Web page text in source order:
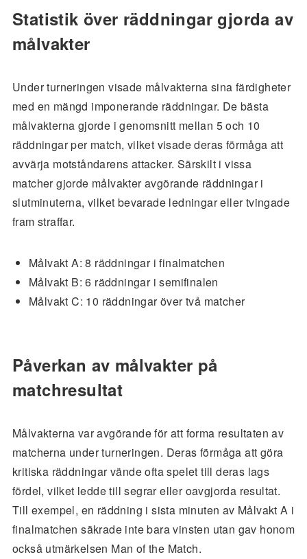
Statistik över räddningar gjorda av
målvakter
Under turneringen visade målvakterna sina färdigheter
med en mängd imponerande räddningar. De bästa
målvakterna gjorde i genomsnitt mellan 5 och 10
räddningar per match, vilket visade deras förmåga att
avvärja motståndarens attacker. Särskilt i vissa
matcher gjorde målvakter avgörande räddningar i
slutminuterna, vilket bevarade ledningar eller tvingade
fram straffar.
Målvakt A: 8 räddningar i finalmatchen
Målvakt B: 6 räddningar i semifinalen
Målvakt C: 10 räddningar över två matcher
Påverkan av målvakter på
matchresultat
Målvakterna var avgörande för att forma resultaten av
matcherna under turneringen. Deras förmåga att göra
kritiska räddningar vände ofta spelet till deras lags
fördel, vilket ledde till segrar eller oavgjorda resultat.
Till exempel, en räddning i sista minuten av Målvakt A i
finalmatchen säkrade inte bara vinsten utan gav honom
också utmärkelsen Man of the Match.